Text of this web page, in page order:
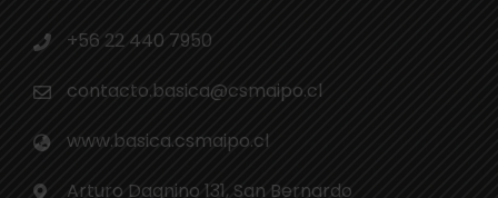
+56 22 440 7950
contacto.basica@csmaipo.cl
www.basica.csmaipo.cl
Arturo Dagnino 131, San Bernardo